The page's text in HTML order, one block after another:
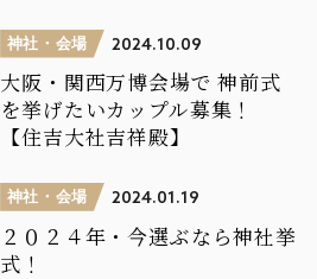
神社・会場 2024.10.09
大阪・関西万博会場で 神前式
を挙げたいカップル募集！
【住吉大社吉祥殿】
神社・会場 2024.01.19
２０２４年・今選ぶなら神社挙
式！